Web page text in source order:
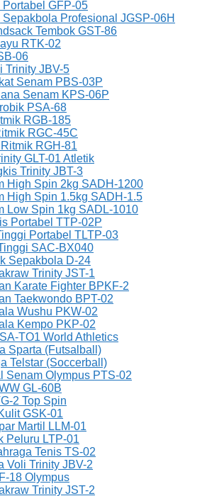
GFP-05
Profesional JGSP-06H
Tembok GST-86
RTK-02
06
Trinity JBV-5
Senam PBS-03P
Senam KPS-06P
PSA-68
RGB-185
RGC-45C
RGH-81
GLT-01 Atletik
Trinity JBT-3
High Spin 2kg SADH-1200
High Spin 1.5kg SADH-1.5
Low Spin 1kg SADL-1010
Portabel TTP-02P
Portabel TLTP-03
SAC-BX040
Sepakbola D-24
Trinity JST-1
Karate Fighter BPKF-2
Taekwondo BPT-02
Wushu PKW-02
Kempo PKP-02
TO1 World Athletics
Sparta (Futsalball)
Telstar (Soccerball)
Senam Olympus PTS-02
GL-60B
2 Top Spin
GSK-01
Martil LLM-01
Peluru LTP-01
Tenis TS-02
Voli Trinity JBV-2
18 Olympus
Trinity JST-2